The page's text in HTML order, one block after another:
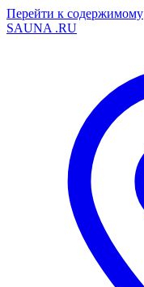
Перейти к содержимому
SAUNA .RU